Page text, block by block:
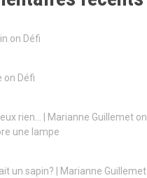
on Défi
on Défi
rien… | Marianne Guillemet on
une lampe
un sapin? | Marianne Guillemet